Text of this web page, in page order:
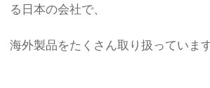
る日本の会社で、
海外製品をたくさん取り扱っています